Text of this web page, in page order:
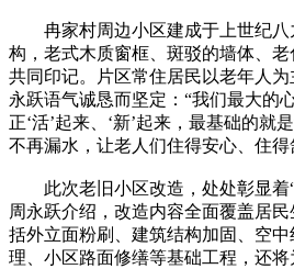
冉家村周边小区建成于上世纪八
构，老式木质窗框、斑驳的墙体、
共同印记。片区常住居民以老年人
永跃语气诚恳而坚定：“我们最大的
正‘活’起来、‘新’起来，最基础的就
不再漏水，让老人们住得安心、住
此次老旧小区改造，处处彰显着“
周永跃介绍，改造内容全面覆盖居
括外立面粉刷、建筑结构加固、空
理、小区路面修缮等基础工程，还将